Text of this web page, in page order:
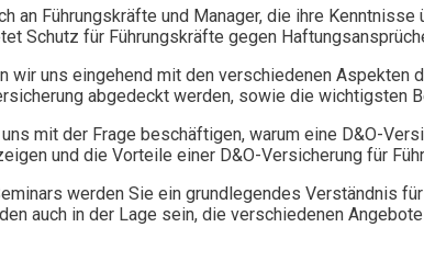
an Führungskräfte und Manager, die ihre
Schutz für Führungskräfte gegen
wir uns eingehend mit den verschiedenen
abgedeckt werden, sowie die wichtigsten
mit der Frage beschäftigen, warum eine D&O-
und die Vorteile einer D&O-Versicherung für
werden Sie ein grundlegendes Verständnis
auch in der Lage sein, die verschiedenen